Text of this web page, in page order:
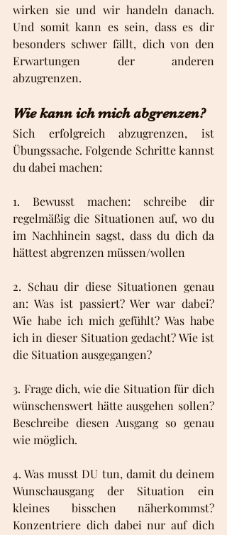
wirken sie und wir handeln danach.
Und somit kann es sein, dass es dir
besonders schwer fällt, dich von den
Erwartungen der anderen
abzugrenzen.
Wie kann ich mich abgrenzen?
Sich erfolgreich abzugrenzen, ist
Übungssache. Folgende Schritte kannst
du dabei machen:
1. Bewusst machen: schreibe dir
regelmäßig die Situationen auf, wo du
im Nachhinein sagst, dass du dich da
hättest abgrenzen müssen/wollen
2. Schau dir diese Situationen genau
an: Was ist passiert? Wer war dabei?
Wie habe ich mich gefühlt? Was habe
ich in dieser Situation gedacht? Wie ist
die Situation ausgegangen?
3. Frage dich, wie die Situation für dich
wünschenswert hätte ausgehen sollen?
Beschreibe diesen Ausgang so genau
wie möglich.
4. Was musst DU tun, damit du deinem
Wunschausgang der Situation ein
kleines bisschen näherkommst?
Konzentriere dich dabei nur auf dich